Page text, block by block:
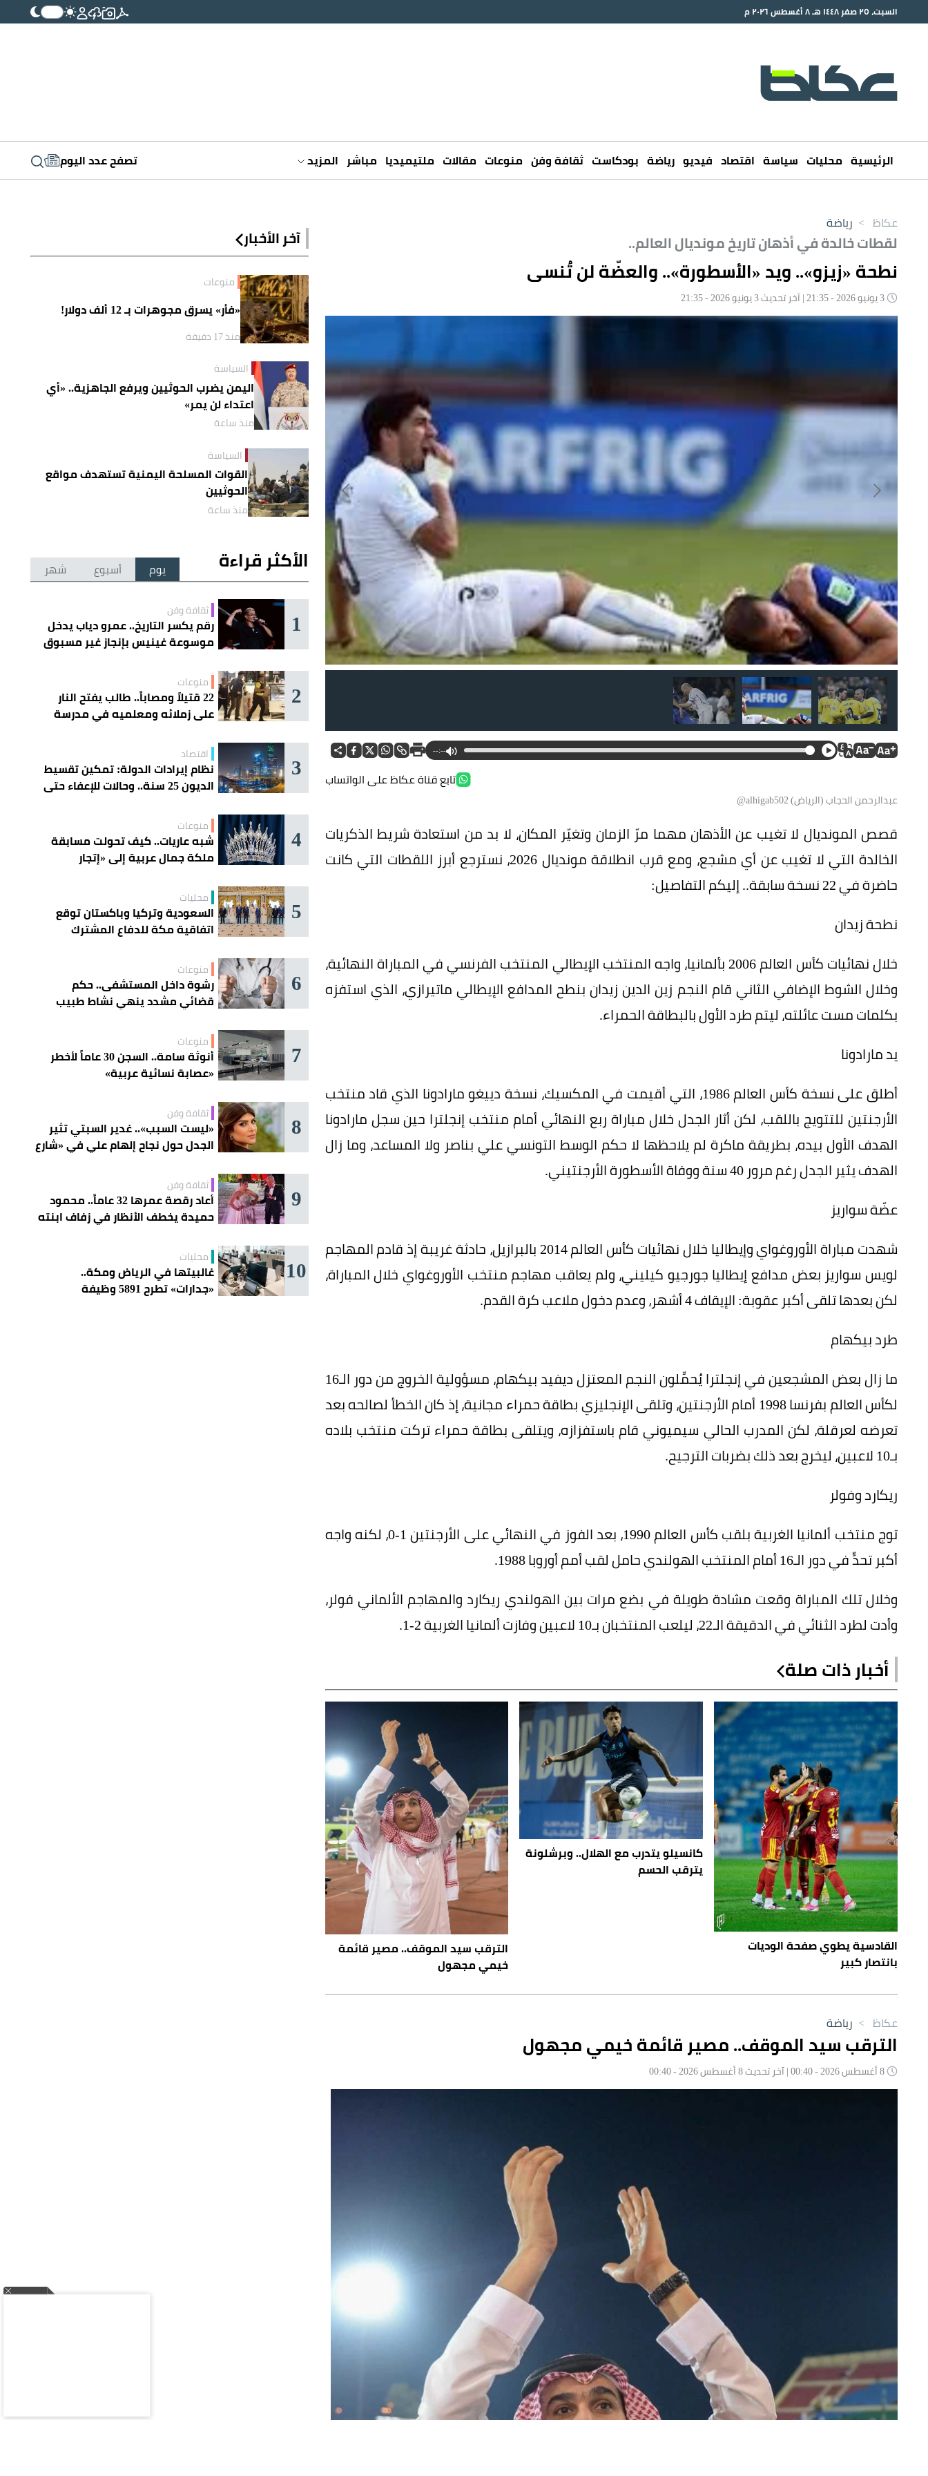
السبت، ٢٥ صفر ١٤٤٨ هـ ٨ أغسطس ٢٠٢٦ م
الرئيسية محليات سياسة اقتصاد فيديو رياضة بودكاست ثقافة وفن منوعات مقالات ملتيميديا مباشر المزيد تصفح عدد اليوم
عكاظ > رياضة
لقطات خالدة في أذهان تاريخ مونديال العالم..
نطحة «زيزو».. ويد «الأسطورة».. والعضّة لن تُنسى
--:--
تابع قناة عكاظ على الواتساب
عبدالرحمن الحجاب (الرياض) alhigab502@
قصص المونديال لا تغيب عن الأذهان مهما مرّ الزمان وتغيّر المكان، لا بد من استعادة شريط الذكريات
الخالدة التي لا تغيب عن أي مشجع، ومع قرب انطلاقة مونديال 2026، نسترجع أبرز اللقطات التي كانت
حاضرة في 22 نسخة سابقة.. إليكم التفاصيل:
نطحة زيدان
خلال نهائيات كأس العالم 2006 بألمانيا، واجه المنتخب الإيطالي المنتخب الفرنسي في المباراة النهائية،
وخلال الشوط الإضافي الثاني قام النجم زين الدين زيدان بنطح المدافع الإيطالي ماتيرازي، الذي استفزه
بكلمات مست عائلته، ليتم طرد الأول بالبطاقة الحمراء.
يد مارادونا
أطلق على نسخة كأس العالم 1986، التي أقيمت في المكسيك، نسخة دييغو مارادونا الذي قاد منتخب
الأرجنتين للتتويج باللقب، لكن أثار الجدل خلال مباراة ربع النهائي أمام منتخب إنجلترا حين سجل مارادونا
الهدف الأول بيده، بطريقة ماكرة لم يلاحظها لا حكم الوسط التونسي علي بناصر ولا المساعد، وما زال
الهدف يثير الجدل رغم مرور 40 سنة ووفاة الأسطورة الأرجنتيني.
عضّة سواريز
شهدت مباراة الأوروغواي وإيطاليا خلال نهائيات كأس العالم 2014 بالبرازيل، حادثة غريبة إذ قادم المهاجم
لويس سواريز بعض مدافع إيطاليا جورجيو كيليني، ولم يعاقب مهاجم منتخب الأوروغواي خلال المباراة،
لكن بعدها تلقى أكبر عقوبة: الإيقاف 4 أشهر، وعدم دخول ملاعب كرة القدم.
طرد بيكهام
ما زال بعض المشجعين في إنجلترا يُحمِّلون النجم المعتزل ديفيد بيكهام، مسؤولية الخروج من دور الـ16
لكأس العالم بفرنسا 1998 أمام الأرجنتين، وتلقى الإنجليزي بطاقة حمراء مجانية، إذ كان الخطأ لصالحه بعد
تعرضه لعرقلة، لكن المدرب الحالي سيميوني قام باستفزازه، ويتلقى بطاقة حمراء تركت منتخب بلاده
بـ10 لاعبين، ليخرج بعد ذلك بضربات الترجيح.
ريكارد وفولر
توج منتخب ألمانيا الغربية بلقب كأس العالم 1990، بعد الفوز في النهائي على الأرجنتين 1-0، لكنه واجه
أكبر تحدٍّ في دور الـ16 أمام المنتخب الهولندي حامل لقب أمم أوروبا 1988.
وخلال تلك المباراة وقعت مشادة طويلة في بضع مرات بين الهولندي ريكارد والمهاجم الألماني فولر،
وأدت لطرد الثنائي في الدقيقة الـ22، ليلعب المنتخبان بـ10 لاعبين وفازت ألمانيا الغربية 2-1.
أخبار ذات صلة
القادسية يطوي صفحة الوديات
بانتصار كبير
كانسيلو يتدرب مع الهلال.. وبرشلونة
يترقب الحسم
الترقب سيد الموقف.. مصير قائمة
خيمي مجهول
آخر الأخبار
منوعات
«فأر» يسرق مجوهرات بـ 12 ألف دولار!
منذ 17 دقيقة
السياسة
اليمن يضرب الحوثيين ويرفع الجاهزية.. «أي
اعتداء لن يمر»
منذ ساعة
السياسة
القوات المسلحة اليمنية تستهدف مواقع
الحوثيين
منذ ساعة
الأكثر قراءة يوم أسبوع شهر
1 ثقافة وفن
رقم يكسر التاريخ.. عمرو دياب يدخل
موسوعة غينيس بإنجاز غير مسبوق
2 منوعات
22 قتيلاً ومصاباً.. طالب يفتح النار
على زملائه ومعلميه في مدرسة
3 اقتصاد
نظام إيرادات الدولة: تمكين تقسيط
الديون 25 سنة.. وحالات للإعفاء حتى
4 منوعات
شبه عاريات.. كيف تحولت مسابقة
ملكة جمال عربية إلى «إتجار
5 محليات
السعودية وتركيا وباكستان توقع
اتفاقية مكة للدفاع المشترك
6 منوعات
رشوة داخل المستشفى.. حكم
قضائي مشدد ينهي نشاط طبيب
7 منوعات
أنوثة سامة.. السجن 30 عاماً لأخطر
«عصابة نسائية عربية»
8 ثقافة وفن
«ليست السبب».. غدير السبتي تثير
الجدل حول نجاح إلهام علي في «شارع
9 ثقافة وفن
أعاد رقصة عمرها 32 عاماً.. محمود
حميدة يخطف الأنظار في زفاف ابنته
10 محليات
غالبيتها في الرياض ومكة..
«جدارات» تطرح 5891 وظيفة
عكاظ > رياضة
الترقب سيد الموقف.. مصير قائمة خيمي مجهول